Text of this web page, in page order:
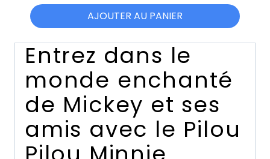
AJOUTER AU PANIER
Entrez dans le
monde enchanté
de Mickey et ses
amis avec le Pilou